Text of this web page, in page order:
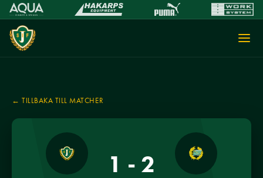
← TILLBAKA TILL MATCHER
1 - 2